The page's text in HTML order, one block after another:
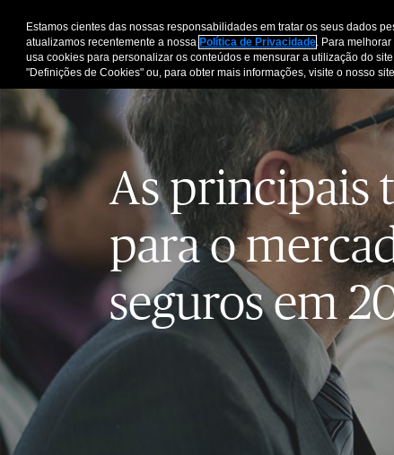
As principais
para o
seguros em
Estamos cientes das nossas responsabilidades em tratar os seus dados
atualizamos recentemente a nossa Política de Privacidade. Para
usa cookies para personalizar os conteúdos e mensurar a utilização do
"Definições de Cookies" ou, para obter mais informações, visite o nosso site